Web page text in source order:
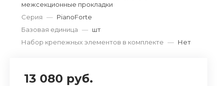
межсекционные прокладки
Серия — PianoForte
Базовая единица — шт
Набор крепежных элементов в комплекте — Нет
13 080 руб.